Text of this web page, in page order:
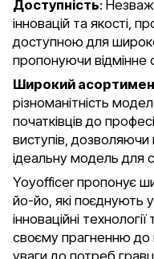
Доступність:
інновацій та якості,
доступною для
пропонуючи відмінне
Широкий
різноманітність
початківців до
виступів,
ідеальну модель для
Yoyofficer пропонує
йо-йо, які поєднують
інноваційні
своєму прагненню до